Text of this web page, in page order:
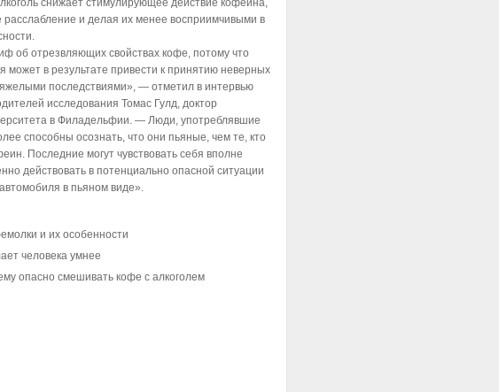
снижает стимулирующее действие кофеина,
и делая их менее восприимчивыми в
об отрезвляющих свойствах кофе, потому что
может в результате привести к принятию неверных
последствиями», — отметил в интервью
исследования Томас Гулд, доктор
в Филадельфии. — Люди, употреблявшие
способны осознать, что они пьяные, чем те, кто
Последние могут чувствовать себя вполне
действовать в потенциально опасной ситуации
в пьяном виде».
и их особенности
человека умнее
опасно смешивать кофе с алкоголем